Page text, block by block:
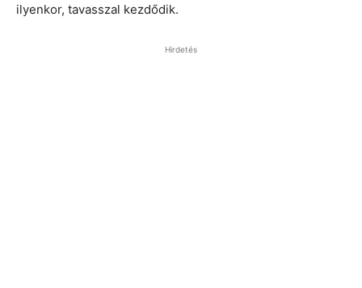
ilyenkor, tavasszal kezdődik.
Hirdetés